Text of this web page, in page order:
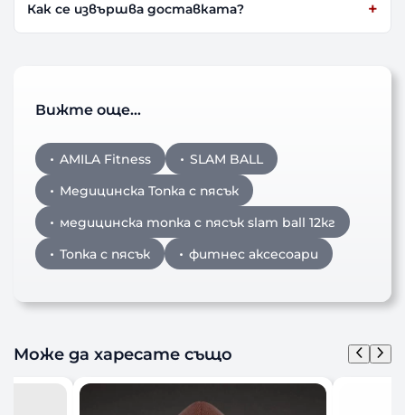
Как се извършва доставката?
Вижте още…
AMILA Fitness
SLAM BALL
Медицинска Топка с пясък
медицинска топка с пясък slam ball 12кг
Топка с пясък
фитнес аксесоари
Може да харесате също